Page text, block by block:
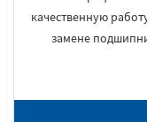
качественную
замене